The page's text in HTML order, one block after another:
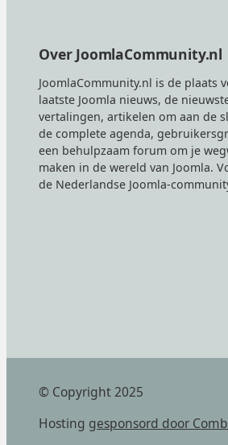
Over JoomlaCommunity.nl
JoomlaCommunity.nl is de plaats
laatste Joomla nieuws, de
vertalingen, artikelen om aan de
de complete agenda,
een behulpzaam forum om je
maken in de wereld van Joomla.
de Nederlandse Joomla-
© Copyright 2025
Hosting gesponsord door